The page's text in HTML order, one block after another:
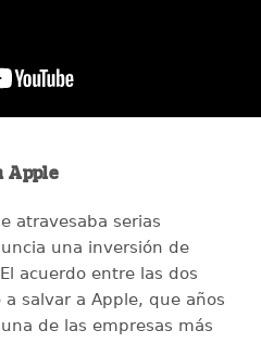
Apple
atravesaba serias
una inversión de
acuerdo entre las dos
salvar a Apple, que años
de las empresas más